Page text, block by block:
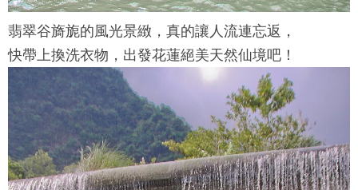
翡翠谷旖旎的風光景緻，真的讓人流連忘返，
快帶上換洗衣物，出發花蓮絕美天然仙境吧！